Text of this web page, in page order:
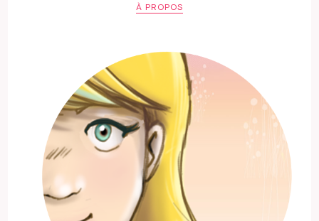
À PROPOS